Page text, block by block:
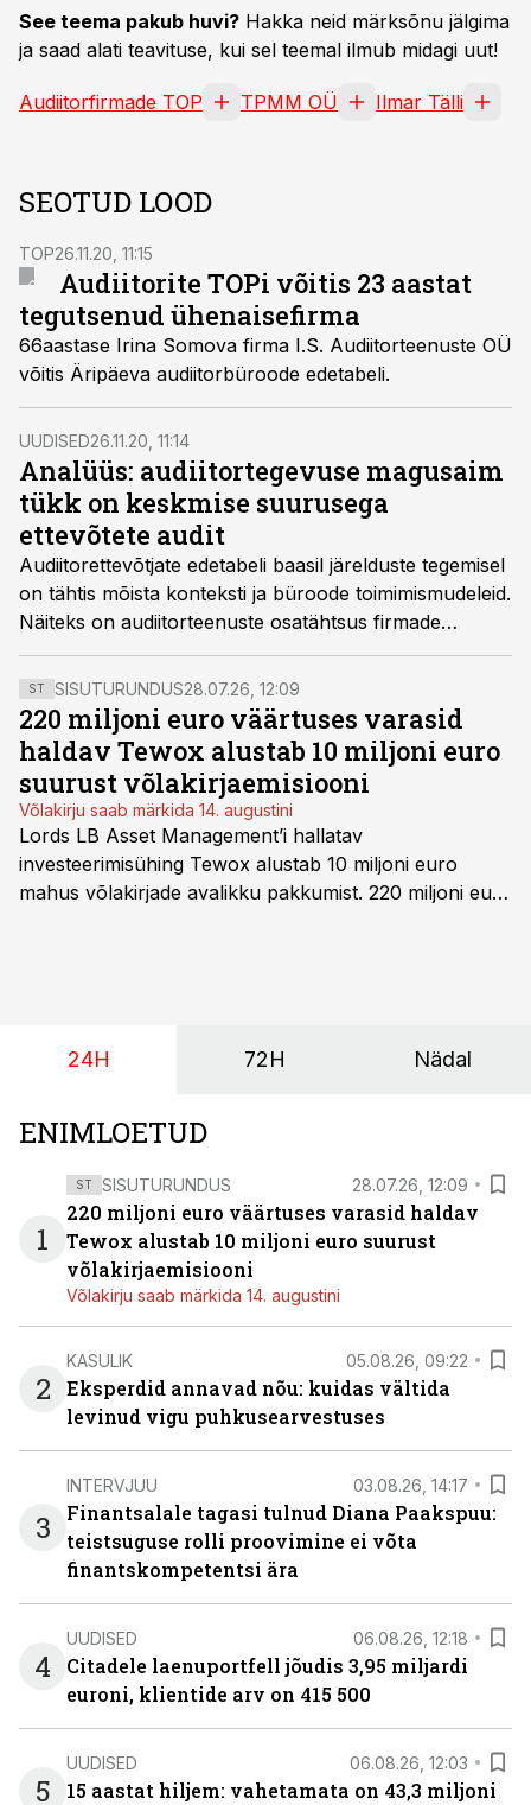
See teema pakub huvi? Hakka neid märksõnu jälgima
ja saad alati teavituse, kui sel teemal ilmub midagi uut!
Audiitorfirmade TOP TPMM OÜ Ilmar Tälli
SEOTUD LOOD
TOP26.11.20, 11:15
Audiitorite TOPi võitis 23 aastat
tegutsenud ühenaisefirma
66aastase Irina Somova firma I.S. Audiitorteenuste OÜ
võitis Äripäeva audiitorbüroode edetabeli.
UUDISED26.11.20, 11:14
Analüüs: audiitortegevuse magusaim
tükk on keskmise suurusega
ettevõtete audit
Audiitorettevõtjate edetabeli baasil järelduste tegemisel
on tähtis mõista konteksti ja büroode toimimismudeleid.
Näiteks on audiitorteenuste osatähtsus firmade
kogutuludes väga erinev, kirjutab KPMG Baltics auditi
juht Indrek Alliksaar.
ST SISUTURUNDUS28.07.26, 12:09
220 miljoni euro väärtuses varasid
haldav Tewox alustab 10 miljoni euro
suurust võlakirjaemisiooni
Võlakirju saab märkida 14. augustini
Lords LB Asset Management’i hallatav
investeerimisühing Tewox alustab 10 miljoni euro
mahus võlakirjade avalikku pakkumist. 220 miljoni euro
24H 72H Nädal
ENIMLOETUD
1
ST SISUTURUNDUS 28.07.26, 12:09
220 miljoni euro väärtuses varasid haldav
Tewox alustab 10 miljoni euro suurust
võlakirjaemisiooni
Võlakirju saab märkida 14. augustini
2
KASULIK 05.08.26, 09:22
Eksperdid annavad nõu: kuidas vältida
levinud vigu puhkusearvestuses
3
INTERVJUU 03.08.26, 14:17
Finantsalale tagasi tulnud Diana Paakspuu:
teistsuguse rolli proovimine ei võta
finantskompetentsi ära
4
UUDISED 06.08.26, 12:18
Citadele laenuportfell jõudis 3,95 miljardi
euroni, klientide arv on 415 500
5
UUDISED 06.08.26, 12:03
15 aastat hiljem: vahetamata on 43,3 miljoni